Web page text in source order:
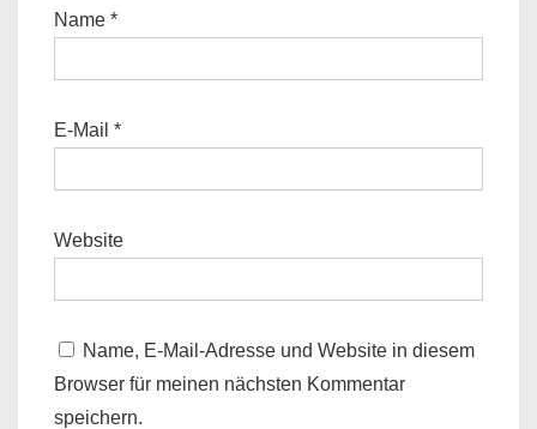
Name *
E-Mail *
Website
Name, E-Mail-Adresse und Website in diesem
Browser für meinen nächsten Kommentar
speichern.